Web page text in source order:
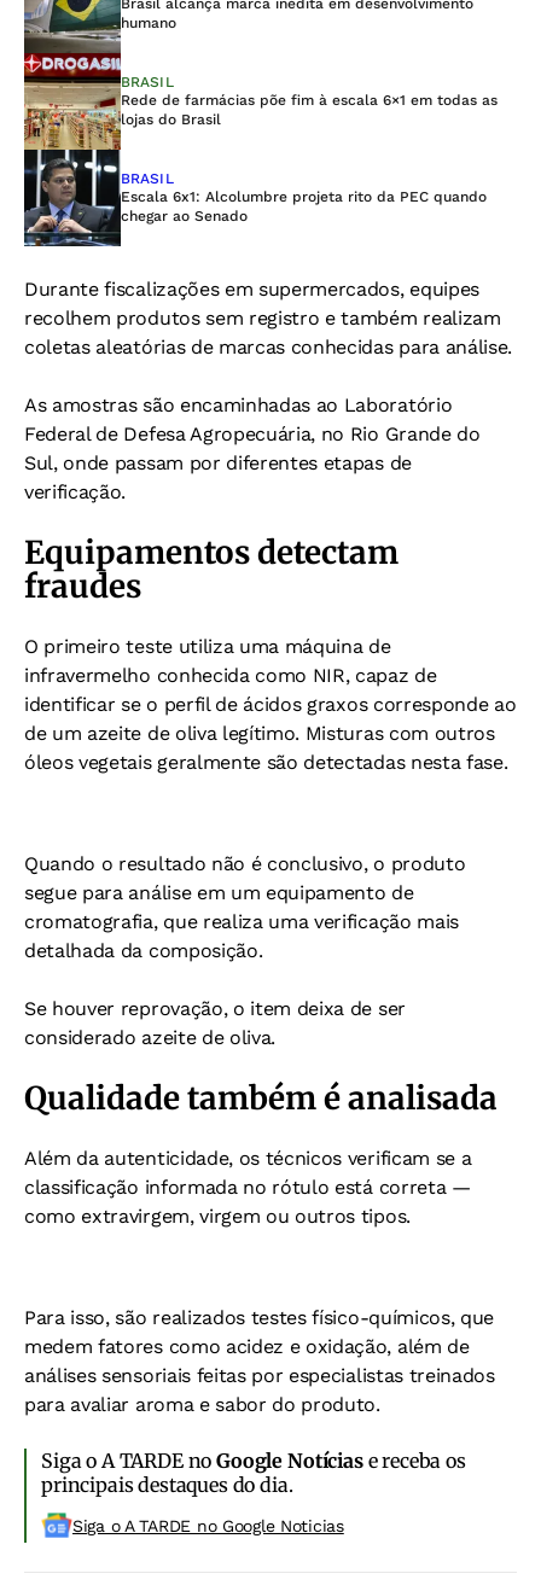
humano
BRASIL
Rede de farmácias põe fim à escala 6×1 em todas as
lojas do Brasil
BRASIL
Escala 6x1: Alcolumbre projeta rito da PEC quando
chegar ao Senado
Durante fiscalizações em supermercados, equipes
recolhem produtos sem registro e também realizam
coletas aleatórias de marcas conhecidas para análise.
As amostras são encaminhadas ao Laboratório
Federal de Defesa Agropecuária, no Rio Grande do
Sul, onde passam por diferentes etapas de
verificação.
Equipamentos detectam
fraudes
O primeiro teste utiliza uma máquina de
infravermelho conhecida como NIR, capaz de
identificar se o perfil de ácidos graxos corresponde ao
de um azeite de oliva legítimo. Misturas com outros
óleos vegetais geralmente são detectadas nesta fase.
Quando o resultado não é conclusivo, o produto
segue para análise em um equipamento de
cromatografia, que realiza uma verificação mais
detalhada da composição.
Se houver reprovação, o item deixa de ser
considerado azeite de oliva.
Qualidade também é analisada
Além da autenticidade, os técnicos verificam se a
classificação informada no rótulo está correta —
como extravirgem, virgem ou outros tipos.
Para isso, são realizados testes físico-químicos, que
medem fatores como acidez e oxidação, além de
análises sensoriais feitas por especialistas treinados
para avaliar aroma e sabor do produto.
Siga o A TARDE noGoogle Notíciase receba os
principais destaques do dia.
Siga o A TARDE no Google Noticias